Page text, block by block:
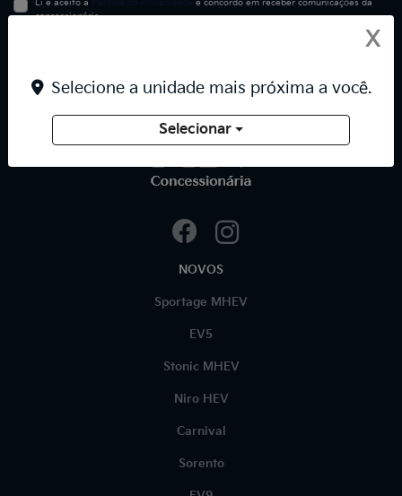
Li e aceito a
e concordo em receber comunicações da
concessionária.
NOVOS
Sportage MHEV
EV5
Stonic MHEV
Niro HEV
Carnival
Sorento
X
Selecione a unidade mais próxima a você.
Selecionar